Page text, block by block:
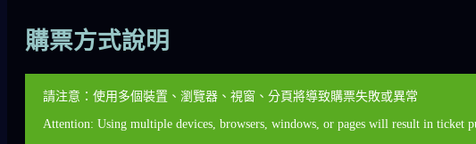
購票方式說明
請注意：使用多個裝置、瀏覽器、視窗、分頁將導致購票失敗或異常
Attention: Using multiple devices, browsers, windows, or pages will result in ticket